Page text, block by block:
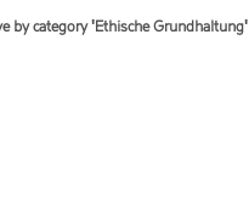
by category 'Ethische Grundhaltung'